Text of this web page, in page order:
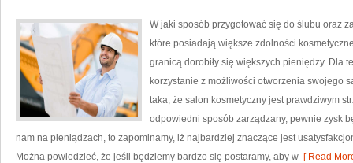
W jaki sposób przygotować się do ślubu oraz
które posiadają większe zdolności
granicą dorobiły się większych pieniędzy. Dla
korzystanie z możliwości otworzenia swojego
taka, że salon kosmetyczny jest prawdziwym
odpowiedni sposób zarządzany, pewnie zysk
nam na pieniądzach, to zapominamy, iż najbardziej znaczące jest
Można powiedzieć, że jeśli będziemy bardzo się postaramy, aby w [ Read